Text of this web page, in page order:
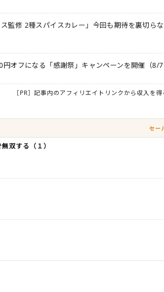
ス監修 2種スパイスカレー」今回も期待を裏切ら
円オフになる「感謝祭」キャンペーンを開催（8/7
［PR］記事内のアフィリエイトリンクから収入を
セー
双する（１）